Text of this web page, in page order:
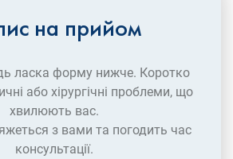
на прийом
ласка форму нижче. Коротко
або хірургічні проблеми, що
хвилюють вас.
з вами та погодить час
консультації.